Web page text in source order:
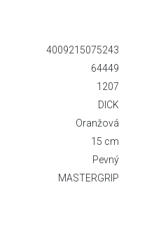
4009215075243
64449
1207
DICK
Oranžová
15 cm
Pevný
MASTERGRIP